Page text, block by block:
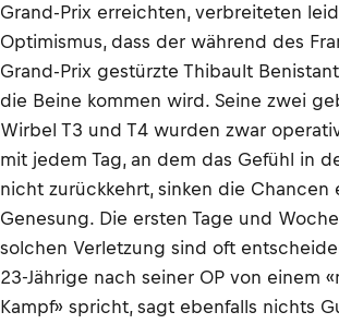
Grand-Prix erreichten, verbreiteten
Optimismus, dass der während des
Grand-Prix gestürzte Thibault
die Beine kommen wird. Seine zwei
Wirbel T3 und T4 wurden zwar
mit jedem Tag, an dem das Gefühl in
nicht zurückkehrt, sinken die Chancen
Genesung. Die ersten Tage und
solchen Verletzung sind oft
23-Jährige nach seiner OP von einem
Kampf» spricht, sagt ebenfalls nichts